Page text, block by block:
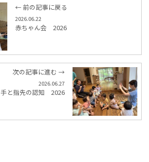
← 前の記事に戻る
2026.06.22
赤ちゃん会 2026
次の記事に進む →
2026.06.27
手と指先の認知 2026